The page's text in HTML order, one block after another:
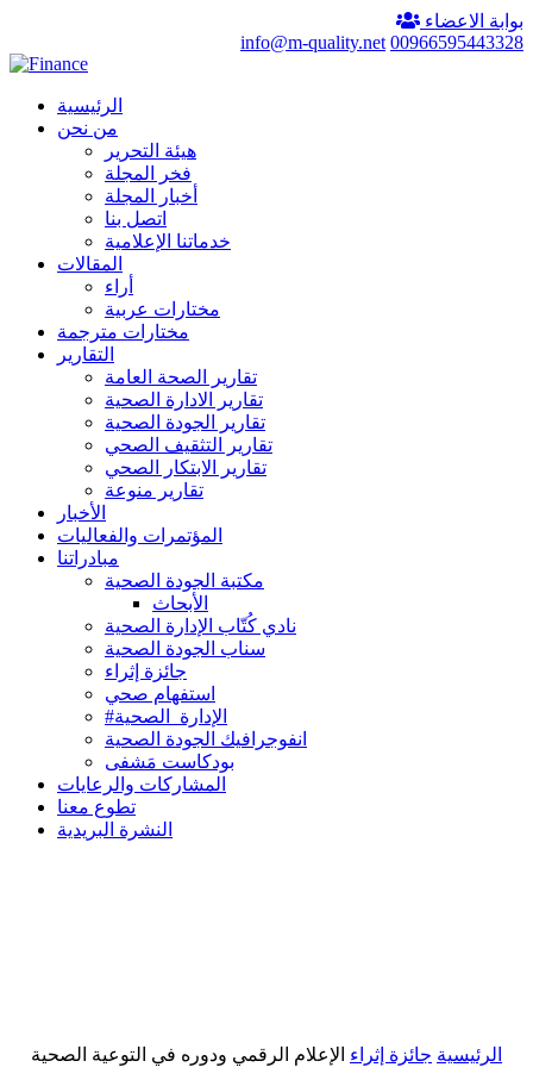
بوابة الاعضاء
00966595443328
info@m-quality.net
الرئيسية
من نحن
هيئة التحرير
فخر المجلة
أخبار المجلة
اتصل بنا
خدماتنا الإعلامية
المقالات
أراء
مختارات عربية
مختارات مترجمة
التقارير
تقارير الصحة العامة
تقارير الادارة الصحية
تقارير الجودة الصحية
تقارير التثقيف الصحي
تقارير الابتكار الصحي
تقارير منوعة
الأخبار
المؤتمرات والفعاليات
مبادراتنا
مكتبة الجودة الصحية
الأبحاث
نادي كُتّاب الإدارة الصحية
سناب الجودة الصحية
جائزة إثراء
استفهام صحي
#الإدارة_الصحية
انفوجرافيك الجودة الصحية
بودكاست مَشفى
المشاركات والرعايات
تطوع معنا
النشرة البريدية
الرئيسية جائزة إثراء الإعلام الرقمي ودوره في التوعية الصحية